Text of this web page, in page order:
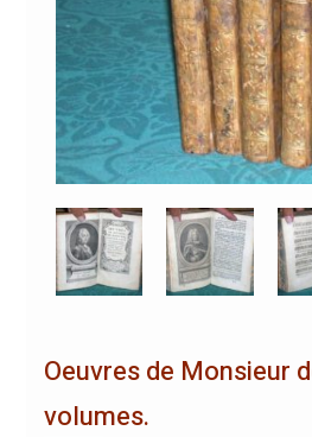
Oeuvres de Monsieur
volumes.